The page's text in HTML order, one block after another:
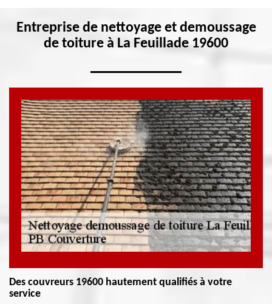
Entreprise de nettoyage et demoussage
de toiture à La Feuillade 19600
Des couvreurs 19600 hautement qualifiés à votre
service